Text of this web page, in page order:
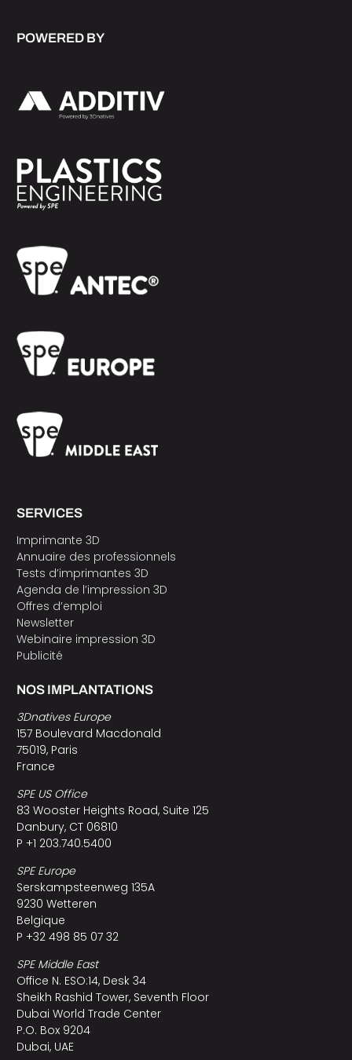
POWERED BY
SERVICES
Imprimante 3D
Annuaire des professionnels
Tests d’imprimantes 3D
Agenda de l’impression 3D
Offres d’emploi
Newsletter
Webinaire impression 3D
Publicité
NOS IMPLANTATIONS
3Dnatives Europe
157 Boulevard Macdonald
75019, Paris
France
SPE US Office
83 Wooster Heights Road, Suite 125
Danbury, CT 06810
P +1 203.740.5400
SPE Europe
Serskampsteenweg 135A
9230 Wetteren
Belgique
P +32 498 85 07 32
SPE Middle East
Office N. ESO:14, Desk 34
Sheikh Rashid Tower, Seventh Floor
Dubai World Trade Center
P.O. Box 9204
Dubai, UAE